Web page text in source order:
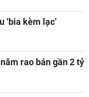
‘bia kèm lạc’
rao bán gần 2 tỷ